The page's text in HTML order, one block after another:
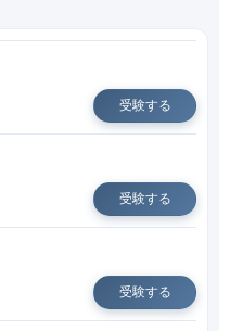
受験する
受験する
受験する